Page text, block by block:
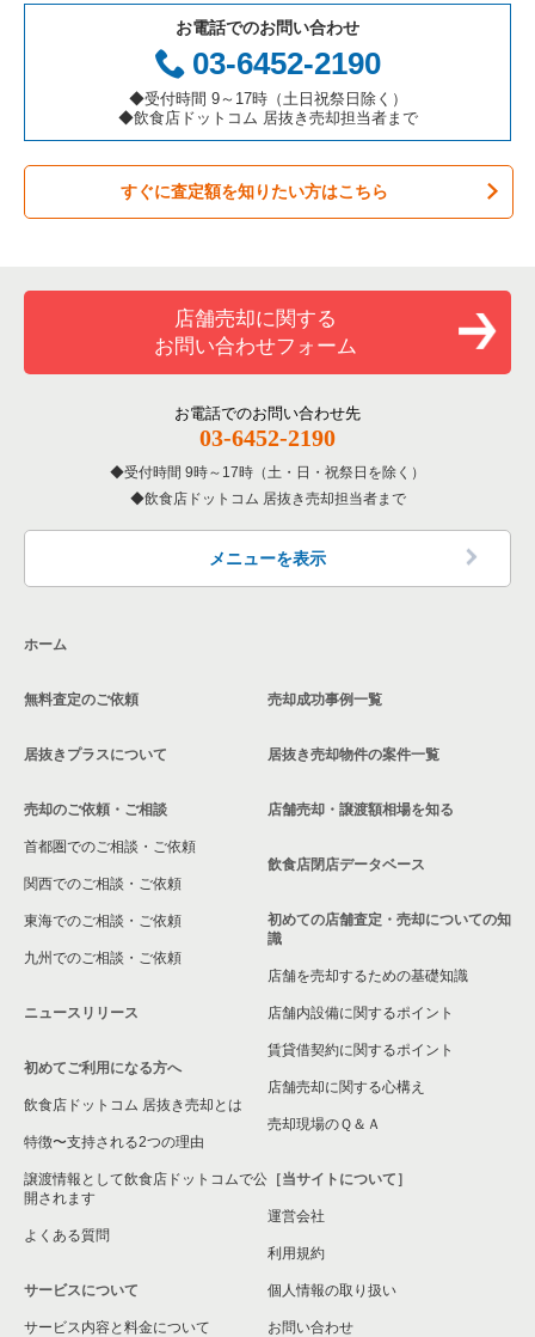
お弁当・惣菜・デリの居抜き売却物件の案件一覧
カラオケ・パブ・スナックの居抜き売却物件の案件一覧
バーの居抜き売却物件の案件一覧
居酒屋・ダイニングバーの居抜き売却物件の案件一覧
洋食の居抜き売却物件の案件一覧
その他の居抜き売却物件の案件一覧
三重県の飲食店の居抜き売却物件の案件一覧
横浜市神奈川区の飲食店の居抜き売却物件の案件一覧
横浜市都筑区の飲食店の居抜き売却物件の案件一覧
横浜市西区の飲食店の居抜き売却物件の案件一覧
川崎市宮前区の飲食店の居抜き売却物件の案件一覧
川崎市幸区の飲食店の居抜き売却物件の案件一覧
厚木市の飲食店の居抜き売却物件の案件一覧
中郡の飲食店の居抜き売却物件の案件一覧
三浦郡の飲食店の居抜き売却物件の案件一覧
茅ヶ崎市の飲食店の居抜き売却物件の案件一覧
川崎市麻生区の飲食店の居抜き売却物件の案件一覧
相模原市中央区の飲食店の居抜き売却物件の案件一覧
横浜市保土ケ谷区の飲食店の居抜き売却物件の案件一覧
横浜市旭区の飲食店の居抜き売却物件の案件一覧
横浜市緑区の飲食店の居抜き売却物件の案件一覧
平塚市の飲食店の居抜き売却物件の案件一覧
横浜市港南区の飲食店の居抜き売却物件の案件一覧
横須賀市の飲食店の居抜き売却物件の案件一覧
三浦市の飲食店の居抜き売却物件の案件一覧
藤沢市の飲食店の居抜き売却物件の案件一覧
横浜市栄区の飲食店の居抜き売却物件の案件一覧
神奈川県のアジア料理の居抜き売却物件の案件一覧
神奈川県のカフェの居抜き売却物件の案件一覧
神奈川県のテイクアウトの居抜き売却物件の案件一覧
神奈川県のお弁当・惣菜・デリの居抜き売却物件の案件一覧
神奈川県のバーの居抜き売却物件の案件一覧
神奈川県の居酒屋・ダイニングバーの居抜き売却物件の案件一
神奈川県の専門料理の居抜き売却物件の案件一覧
神奈川県の和食の居抜き売却物件の案件一覧
神奈川県の洋食の居抜き売却物件の案件一覧
お電話でのお問い合わせ
03-6452-2190
◆受付時間 9～17時（土日祝祭日除く）
◆飲食店ドットコム 居抜き売却担当者まで
すぐに査定額を知りたい方はこちら
店舗売却に関する
お問い合わせフォーム
お電話でのお問い合わせ先
03-6452-2190
受付時間 9時～17時（土・日・祝祭日を除く）
飲食店ドットコム 居抜き売却担当者まで
メニューを表示
ホーム
無料査定のご依頼
居抜きプラスについて
売却のご依頼・ご相談
首都圏でのご相談・ご依頼
関西でのご相談・ご依頼
東海でのご相談・ご依頼
九州でのご相談・ご依頼
ニュースリリース
初めてご利用になる方へ
飲食店ドットコム 居抜き売却とは
特徴〜支持される2つの理由
譲渡情報として飲食店ドットコムで公
開されます
よくある質問
サービスについて
サービス内容と料金について
売却成功事例一覧
居抜き売却物件の案件一覧
店舗売却・譲渡額相場を知る
飲食店閉店データベース
初めての店舗査定・売却についての知
識
店舗を売却するための基礎知識
店舗内設備に関するポイント
賃貸借契約に関するポイント
店舗売却に関する心構え
売却現場のＱ＆Ａ
［当サイトについて］
運営会社
利用規約
個人情報の取り扱い
お問い合わせ